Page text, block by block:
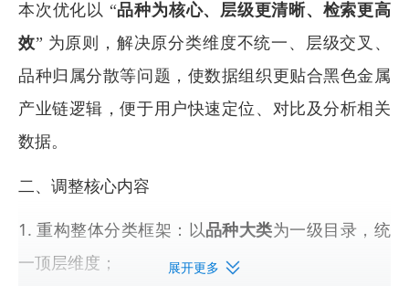
本次优化以 “品种为核心、层级更清晰、检索更高
效” 为原则，解决原分类维度不统一、层级交叉、
品种归属分散等问题，使数据组织更贴合黑色金属
产业链逻辑，便于用户快速定位、对比及分析相关
数据。
二、调整核心内容
重构整体分类框架：以品种大类为一级目录，统
一顶层维度；
展开更多